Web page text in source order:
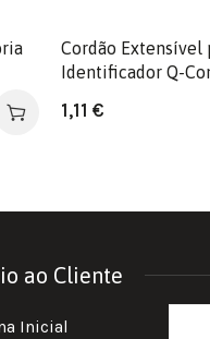
Cordão Extensível
Identificador Q-
1,11 €
ao Cliente
Inicial